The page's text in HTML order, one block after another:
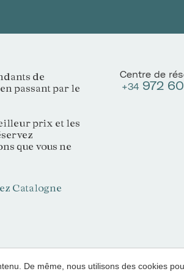
de
passant par le
prix et les
que vous ne
Catalogne
Centre de
+34 972
De même, nous utilisons des cookies